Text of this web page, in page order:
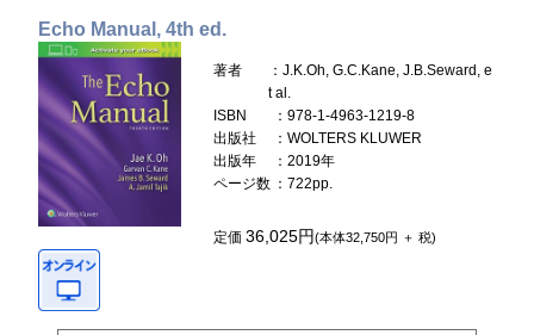
Echo Manual, 4th ed.
著者
：J.K.Oh, G.C.Kane, J.B.Seward, e
t al.
ISBN
：978-1-4963-1219-8
出版社
：WOLTERS KLUWER
出版年
：2019年
ページ数 ：722pp.
定価36,025円(本体32,750円 ＋ 税)